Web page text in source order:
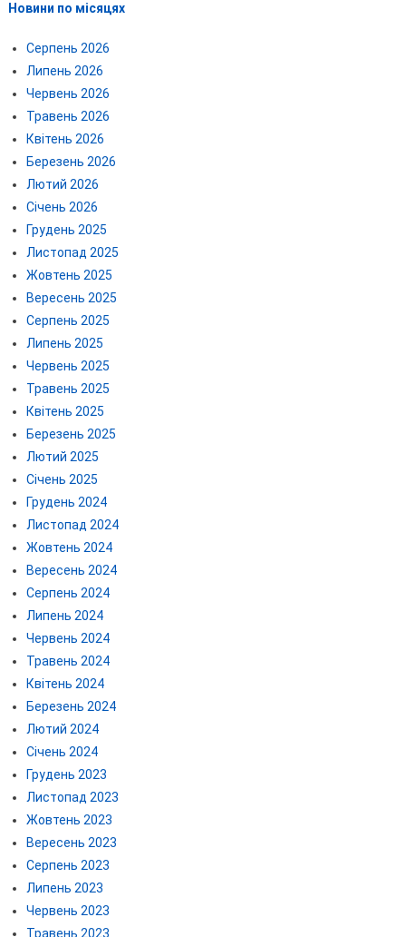
Новини по місяцях
Серпень 2026
Липень 2026
Червень 2026
Травень 2026
Квітень 2026
Березень 2026
Лютий 2026
Січень 2026
Грудень 2025
Листопад 2025
Жовтень 2025
Вересень 2025
Серпень 2025
Липень 2025
Червень 2025
Травень 2025
Квітень 2025
Березень 2025
Лютий 2025
Січень 2025
Грудень 2024
Листопад 2024
Жовтень 2024
Вересень 2024
Серпень 2024
Липень 2024
Червень 2024
Травень 2024
Квітень 2024
Березень 2024
Лютий 2024
Січень 2024
Грудень 2023
Листопад 2023
Жовтень 2023
Вересень 2023
Серпень 2023
Липень 2023
Червень 2023
Травень 2023